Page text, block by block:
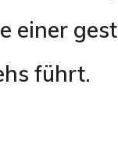
einer
führt.